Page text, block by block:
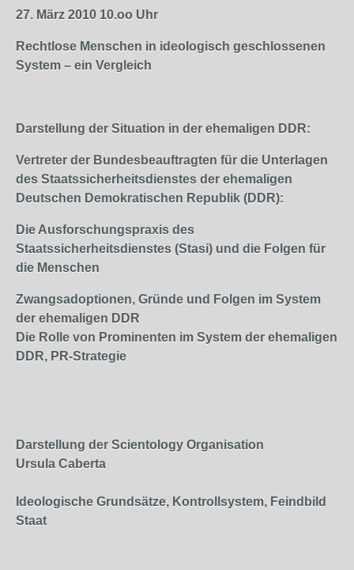
27. März 2010 10.oo Uhr
Rechtlose Menschen in ideologisch geschlossenen
System – ein Vergleich
Darstellung der Situation in der ehemaligen DDR:
Vertreter der Bundesbeauftragten für die Unterlagen
des Staatssicherheitsdienstes der ehemaligen
Deutschen Demokratischen Republik (DDR):
Die Ausforschungspraxis des
Staatssicherheitsdienstes (Stasi) und die Folgen für
die Menschen
Zwangsadoptionen, Gründe und Folgen im System
der ehemaligen DDR
Die Rolle von Prominenten im System der ehemaligen
DDR, PR-Strategie
Darstellung der Scientology Organisation
Ursula Caberta
Ideologische Grundsätze, Kontrollsystem, Feindbild
Staat